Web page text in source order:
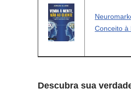
Conceito à
Descubra sua